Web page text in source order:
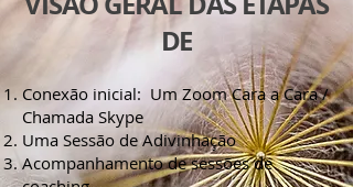
DE
Conexão inicial: Um Zoom Cara a Cara /
Chamada Skype
Uma Sessão de Adivinhação
Acompanhamento de sessões de